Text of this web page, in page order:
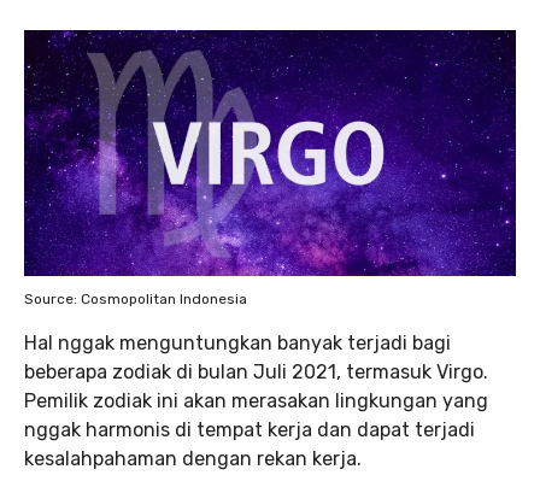
Source: Cosmopolitan Indonesia
Hal nggak menguntungkan banyak terjadi bagi
beberapa zodiak di bulan Juli 2021, termasuk Virgo.
Pemilik zodiak ini akan merasakan lingkungan yang
nggak harmonis di tempat kerja dan dapat terjadi
kesalahpahaman dengan rekan kerja.